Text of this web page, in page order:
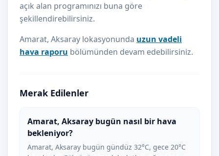
açık alan programınızı buna göre
şekillendirebilirsiniz.
Amarat, Aksaray lokasyonunda uzun vadeli
hava raporu bölümünden devam edebilirsiniz.
Merak Edilenler
Amarat, Aksaray bugün nasıl bir hava
bekleniyor?
Amarat, Aksaray bugün gündüz 32°C, gece 20°C